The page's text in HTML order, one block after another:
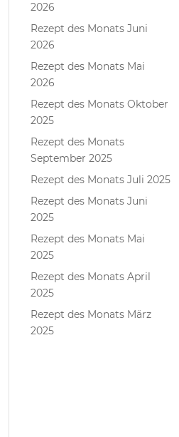
2026
Rezept des Monats Juni
2026
Rezept des Monats Mai
2026
Rezept des Monats Oktober
2025
Rezept des Monats
September 2025
Rezept des Monats Juli 2025
Rezept des Monats Juni
2025
Rezept des Monats Mai
2025
Rezept des Monats April
2025
Rezept des Monats März
2025